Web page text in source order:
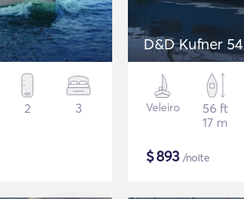
2 3
D&D Kufner 54
Veleiro
56 ft
17 m
$893 /noite